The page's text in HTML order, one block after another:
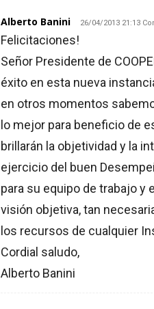
Alberto Banini 26/04/2013 21:13
Felicitaciones!
Señor Presidente de
éxito en esta nueva
en otros momentos
lo mejor para beneficio de
brillarán la objetividad y la
ejercicio del buen
para su equipo de trabajo y
visión objetiva, tan
los recursos de cualquier
Cordial saludo,
Alberto Banini